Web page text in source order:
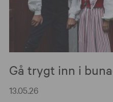
Gå trygt inn i
13.05.26